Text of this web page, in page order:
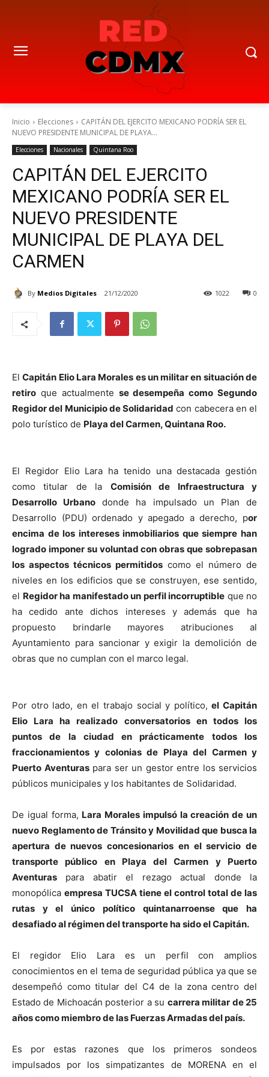
Inicio Elecciones
CAPITÁN DEL EJERCITO MEXICANO PODRÍA SER EL
NUEVO PRESIDENTE MUNICIPAL DE PLAYA...
Elecciones Nacionales Quintana Roo
CAPITÁN DEL EJERCITO
MEXICANO PODRÍA SER EL
NUEVO PRESIDENTE
MUNICIPAL DE PLAYA DEL
CARMEN
By Medios Digitales 21/12/2020 0
1022
ElCapitán Elio Lara Morales es un militar en situación de
retiro que actualmente se desempeña como Segundo
Regidor del Municipio de Solidaridad con cabecera en el
polo turístico de Playa del Carmen, Quintana Roo.
El Regidor Elio Lara ha tenido una destacada gestión
como titular de la Comisión de Infraestructura y
Desarrollo Urbano donde ha impulsado un Plan de
Desarrollo (PDU) ordenado y apegado a derecho, por
encima de los intereses inmobiliarios que siempre han
logrado imponer su voluntad con obras que sobrepasan
los aspectos técnicos permitidos como el número de
niveles en los edificios que se construyen, ese sentido,
el Regidor ha manifestado un perfil incorruptible que no
ha cedido ante dichos intereses y además que ha
propuesto brindarle mayores atribuciones al
Ayuntamiento para sancionar y exigir la demolición de
obras que no cumplan con el marco legal.
Por otro lado, en el trabajo social y político,el Capitán
Elio Lara ha realizado conversatorios en todos los
puntos de la ciudad en prácticamente todos los
fraccionamientos y colonias de Playa del Carmen y
Puerto Aventuraspara ser un gestor entre los servicios
públicos municipales y los habitantes de Solidaridad.
De igual forma, Lara Morales impulsó la creación de un
nuevo Reglamento de Tránsito y Movilidad que busca la
apertura de nuevos concesionarios en el servicio de
transporte público en Playa del Carmen y Puerto
Aventuras para abatir el rezago actual donde la
monopólica empresa TUCSA tiene el control total de las
rutas y el único político quintanarroense que ha
desafiado al régimen del transporte ha sido el Capitán.
El regidor Elio Lara es un perfil con amplios
conocimientos en el tema de seguridad pública ya que se
desempeñó como titular del C4 de la zona centro del
Estado de Michoacán posterior a su carrera militar de 25
años como miembro de las Fuerzas Armadas del país.
Es por estas razones que los primeros sondeos
impulsados por los simpatizantes de MORENA en el